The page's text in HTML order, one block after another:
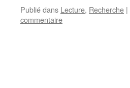
Publié dans Lecture, Recherche |
commentaire